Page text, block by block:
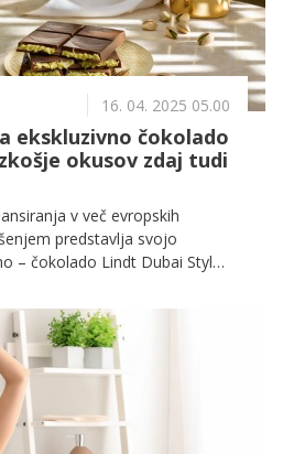
16. 04. 2025 05.00
ekskluzivno čokolado
okusov zdaj tudi
v več evropskih
predstavlja svojo
– čokolado Lindt Dubai Style